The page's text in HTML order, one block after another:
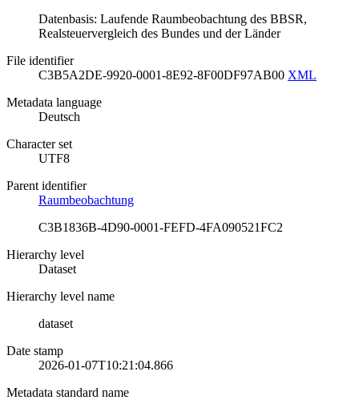
Datenbasis: Laufende Raumbeobachtung des BBSR,
Realsteuervergleich des Bundes und der Länder
File identifier
C3B5A2DE-9920-0001-8E92-8F00DF97AB00 XML
Metadata language
Deutsch
Character set
UTF8
Parent identifier
Raumbeobachtung
C3B1836B-4D90-0001-FEFD-4FA090521FC2
Hierarchy level
Dataset
Hierarchy level name
dataset
Date stamp
2026-01-07T10:21:04.866
Metadata standard name